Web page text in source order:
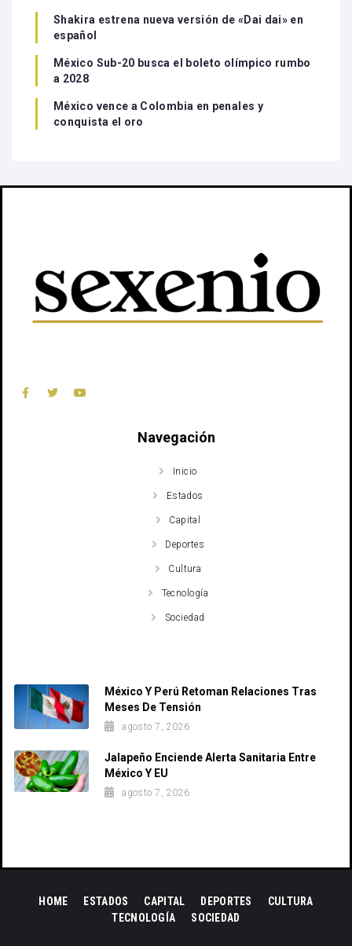
Shakira estrena nueva versión de «Dai dai» en
español
México Sub-20 busca el boleto olímpico rumbo
a 2028
México vence a Colombia en penales y
conquista el oro
Navegación
Inicio
Estados
Capital
Deportes
Cultura
Tecnología
Sociedad
México Y Perú Retoman Relaciones Tras
Meses De Tensión
agosto 7, 2026
Jalapeño Enciende Alerta Sanitaria Entre
México Y EU
agosto 7, 2026
HOME ESTADOS CAPITAL DEPORTES
CULTURA
TECNOLOGÍA
SOCIEDAD